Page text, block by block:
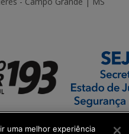
uma melhor experiência